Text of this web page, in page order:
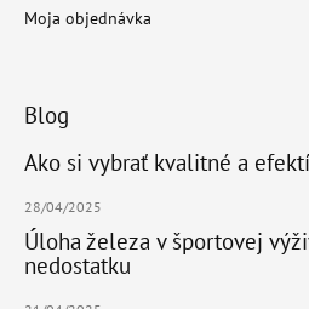
Moja objednávka
Blog
Ako si vybrať kvalitné a
28/04/2025
Úloha železa v športovej
nedostatku